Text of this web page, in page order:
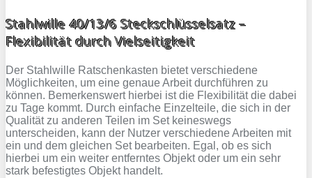
Stahlwille 40/13/6 Steckschlüsselsatz –
Flexibilität durch Vielseitigkeit
Der Stahlwille Ratschenkasten bietet verschiedene
Möglichkeiten, um eine genaue Arbeit durchführen zu
können. Bemerkenswert hierbei ist die Flexibilität die dabei
zu Tage kommt. Durch einfache Einzelteile, die sich in der
Qualität zu anderen Teilen im Set keineswegs
unterscheiden, kann der Nutzer verschiedene Arbeiten mit
ein und dem gleichen Set bearbeiten. Egal, ob es sich
hierbei um ein weiter entferntes Objekt oder um ein sehr
stark befestigtes Objekt handelt.